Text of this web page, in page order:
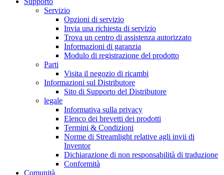
Servizio
Opzioni di servizio
Invia una richiesta di servizio
Trova un centro di assistenza autorizzato
Informazioni di garanzia
Modulo di registrazione del prodotto
Parti
Visita il negozio di ricambi
Informazioni sul Distributore
Sito di Supporto del Distributore
legale
Informativa sulla privacy
Elenco dei brevetti dei prodotti
Termini & Condizioni
Norme di Streamlight relative agli invii di
Inventor
Dichiarazione di non responsabilità di traduzione
Conformità
Comunità